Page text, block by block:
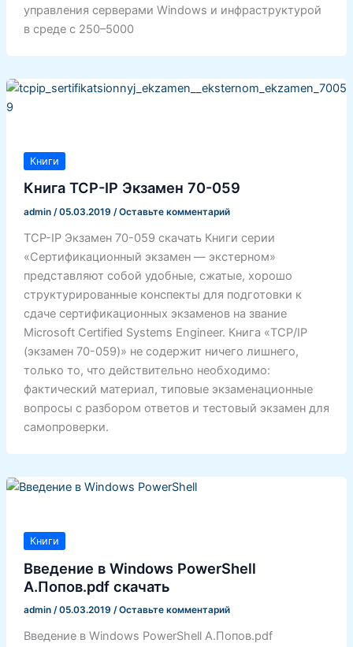
управления серверами Windows и инфраструктурой
в среде с 250–5000
Книги
Книга TCP-IP Экзамен 70-059
admin /05.03.2019 /Оставьте комментарий
TCP-IP Экзамен 70-059 скачать Книги серии
«Сертификационный экзамен — экстерном»
представляют собой удобные, сжатые, хорошо
структурированные конспекты для подготовки к
сдаче сертификационных экзаменов на звание
Microsoft Certified Systems Engineer. Книга «TCP/IP
(экзамен 70-059)» не содержит ничего лишнего,
только то, что действительно необходимо:
фактический материал, типовые экзаменационные
вопросы с разбором ответов и тестовый экзамен для
самопроверки.
Книги
Введение в Windows PowerShell
А.Попов.pdf скачать
admin /05.03.2019 /Оставьте комментарий
Введение в Windows PowerShell А.Попов.pdf